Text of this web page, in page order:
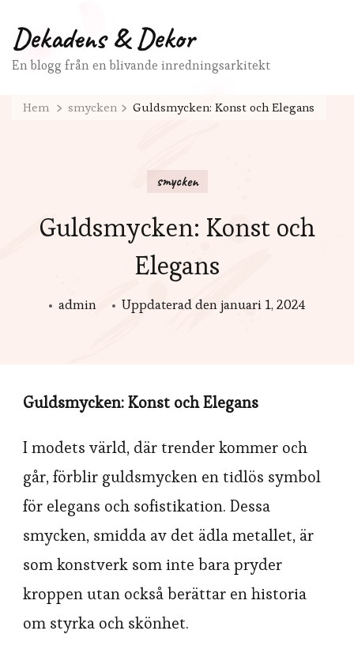
Dekadens & Dekor
En blogg från en blivande inredningsarkitekt
Hem smycken Guldsmycken: Konst och Elegans
smycken
Guldsmycken: Konst och
Elegans
admin Uppdaterad denjanuari 1, 2024
Guldsmycken: Konst och Elegans
I modets värld, där trender kommer och
går, förblir guldsmycken en tidlös symbol
för elegans och sofistikation. Dessa
smycken, smidda av det ädla metallet, är
som konstverk som inte bara pryder
kroppen utan också berättar en historia
om styrka och skönhet.